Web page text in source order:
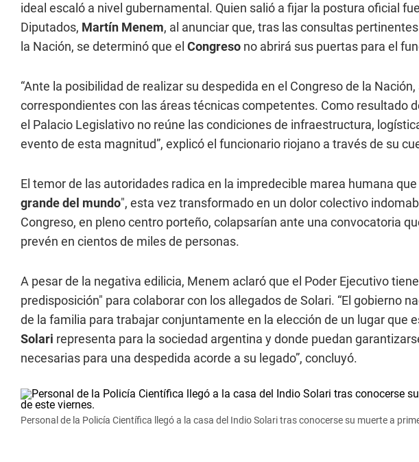
ideal escaló a nivel gubernamental. Quien salió a fijar la postura oficial
Diputados, Martín Menem, al anunciar que, tras las consultas
la Nación, se determinó que el Congreso no abrirá sus puertas para el
“Ante la posibilidad de realizar su despedida en el Congreso de la
correspondientes con las áreas técnicas competentes. Como resultado
el Palacio Legislativo no reúne las condiciones de infraestructura,
evento de esta magnitud”, explicó el funcionario riojano a través de su
El temor de las autoridades radica en la impredecible marea humana
grande del mundo", esta vez transformado en un dolor colectivo
Congreso, en pleno centro porteño, colapsarían ante una convocatoria
prevén en cientos de miles de personas.
A pesar de la negativa edilicia, Menem aclaró que el Poder Ejecutivo
predisposición" para colaborar con los allegados de Solari. “El gobierno
de la familia para trabajar conjuntamente en la elección de un lugar que
Solari representa para la sociedad argentina y donde puedan
necesarias para una despedida acorde a su legado”, concluyó.
Personal de la Policía Científica llegó a la casa del Indio Solari tras conocerse su muerte a